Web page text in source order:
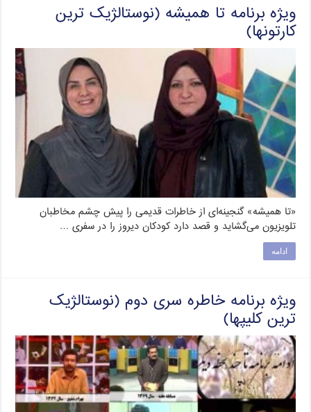
ویژه برنامه تا همیشه (نوستالژیک ترین
کارتونها)
«تا همیشه» گنجینه‌ای از خاطرات قدیمی را پیش چشم مخاطبان
تلویزیون می‌گشاید و قصد دارد کودکان دیروز را در سفری …
ادامه
ویژه برنامه خاطره سری دوم (نوستالژیک
ترین کلیپها)